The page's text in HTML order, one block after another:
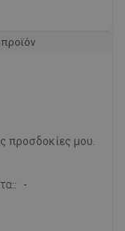
προσδοκίες μου.
-